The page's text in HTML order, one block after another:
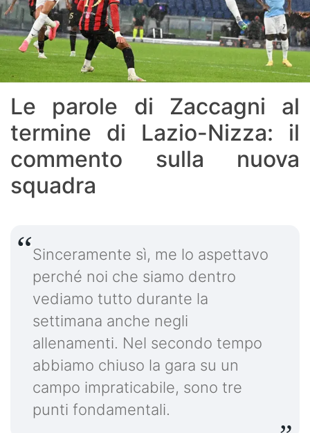
Le parole di Zaccagni al
termine di Lazio-Nizza: il
commento sulla nuova
squadra
Sinceramente sì, me lo aspettavo
perché noi che siamo dentro
vediamo tutto durante la
settimana anche negli
allenamenti. Nel secondo tempo
abbiamo chiuso la gara su un
campo impraticabile, sono tre
punti fondamentali.